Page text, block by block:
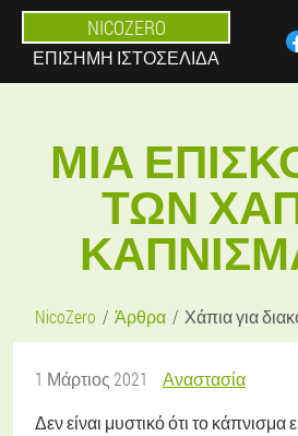
NICOZERO
ΕΠΊΣΗΜΗ ΙΣΤΟΣΕΛΊΔΑ
ΜΙΑ
ΤΩΝ
NicoZero Άρθρα Χάπια για
1 Μάρτιος 2021
Αναστασία
Δεν είναι μυστικό ότι το κάπνισμα